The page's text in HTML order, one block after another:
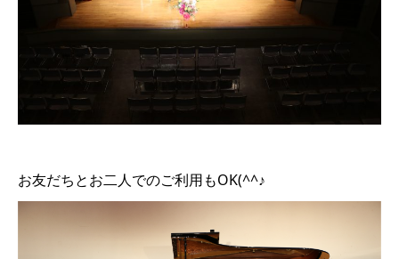
お友だちとお二人でのご利用もOK(^^♪